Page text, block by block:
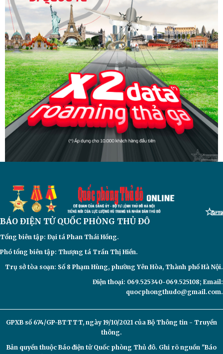
BÁO ĐIỆN TỬQUỐC PHÒNG THỦ ĐÔ
Tổng biên tập: Đại tá Phan Thái Hồng.
Phó tổng biên tập: Thượng tá Trần Thị Hiền.
Trụ sở tòa soạn: Số 8 Phạm Hùng, phường Yên Hòa, Thành phố Hà Nội.
Điện thoại: 069.525340-069.525108; Email:
quocphongthudo@gmail.com.
GPXB số 674/GP-BTTTT, ngày 19/10/2021 của Bộ Thông tin - Truyền
thông.
Bản quyền thuộc Báo điện tửQuốc phòng Thủ đô. Ghi rõ nguồn "Báo